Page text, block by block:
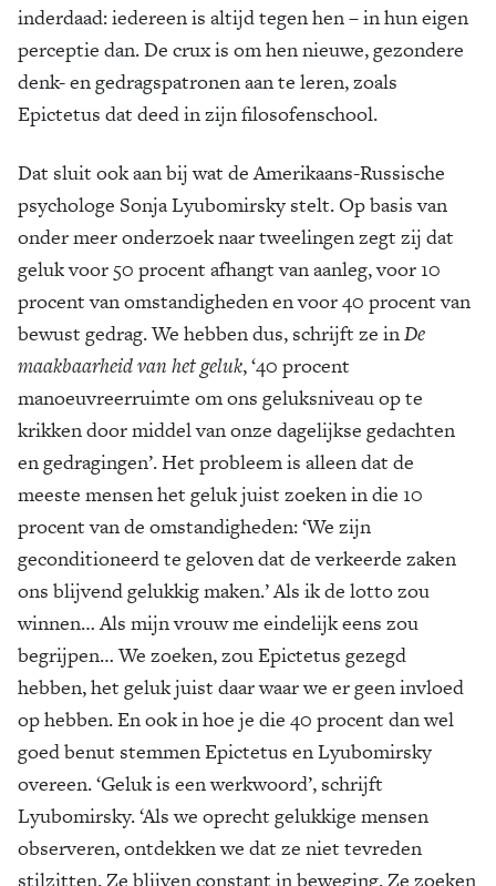
inderdaad: iedereen is altijd tegen hen – in hun eigen
perceptie dan. De crux is om hen nieuwe, gezondere
denk- en gedragspatronen aan te leren, zoals
Epictetus dat deed in zijn filosofenschool.
Dat sluit ook aan bij wat de Amerikaans-Russische
psychologe Sonja Lyubomirsky stelt. Op basis van
onder meer onderzoek naar tweelingen zegt zij dat
geluk voor 50 procent afhangt van aanleg, voor 10
procent van omstandigheden en voor 40 procent van
bewust gedrag. We hebben dus, schrijft ze inDe
maakbaarheid van het geluk, ‘40 procent
manoeuvreerruimte om ons geluksniveau op te
krikken door middel van onze dagelijkse gedachten
en gedragingen’. Het probleem is alleen dat de
meeste mensen het geluk juist zoeken in die 10
procent van de omstandigheden: ‘We zijn
geconditioneerd te geloven dat de verkeerde zaken
ons blijvend gelukkig maken.’ Als ik de lotto zou
winnen… Als mijn vrouw me eindelijk eens zou
begrijpen… We zoeken, zou Epictetus gezegd
hebben, het geluk juist daar waar we er geen invloed
op hebben. En ook in hoe je die 40 procent dan wel
goed benut stemmen Epictetus en Lyubomirsky
overeen. ‘Geluk is een werkwoord’, schrijft
Lyubomirsky. ‘Als we oprecht gelukkige mensen
observeren, ontdekken we dat ze niet tevreden
stilzitten. Ze blijven constant in beweging. Ze zoeken